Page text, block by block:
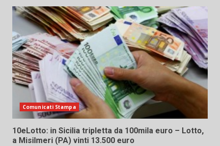
Comunicati Stampa
10eLotto: in Sicilia tripletta da 100mila euro – Lotto,
a Misilmeri (PA) vinti 13.500 euro